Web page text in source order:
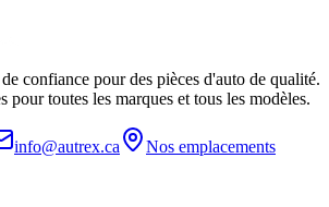
confiance pour des pièces d'auto de qualité.
pour toutes les marques et tous les modèles.
info@autrex.ca Nos emplacements